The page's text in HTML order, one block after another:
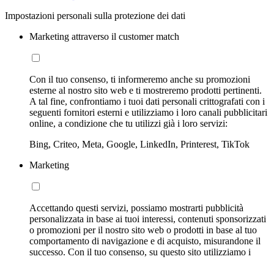
Impostazioni personali sulla protezione dei dati
Marketing attraverso il customer match
Con il tuo consenso, ti informeremo anche su promozioni
esterne al nostro sito web e ti mostreremo prodotti pertinenti.
A tal fine, confrontiamo i tuoi dati personali crittografati con i
seguenti fornitori esterni e utilizziamo i loro canali pubblicitari
online, a condizione che tu utilizzi già i loro servizi:
Bing, Criteo, Meta, Google, LinkedIn, Printerest, TikTok
Marketing
Accettando questi servizi, possiamo mostrarti pubblicità
personalizzata in base ai tuoi interessi, contenuti sponsorizzati
o promozioni per il nostro sito web o prodotti in base al tuo
comportamento di navigazione e di acquisto, misurandone il
successo. Con il tuo consenso, su questo sito utilizziamo i